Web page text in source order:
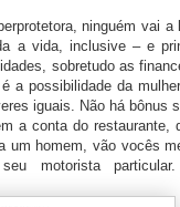
ninguém vai a
a vida, inclusive – e
sobretudo as
a possibilidade da
iguais. Não há bônus
do restaurante,
homem, vão vocês
motorista particular.